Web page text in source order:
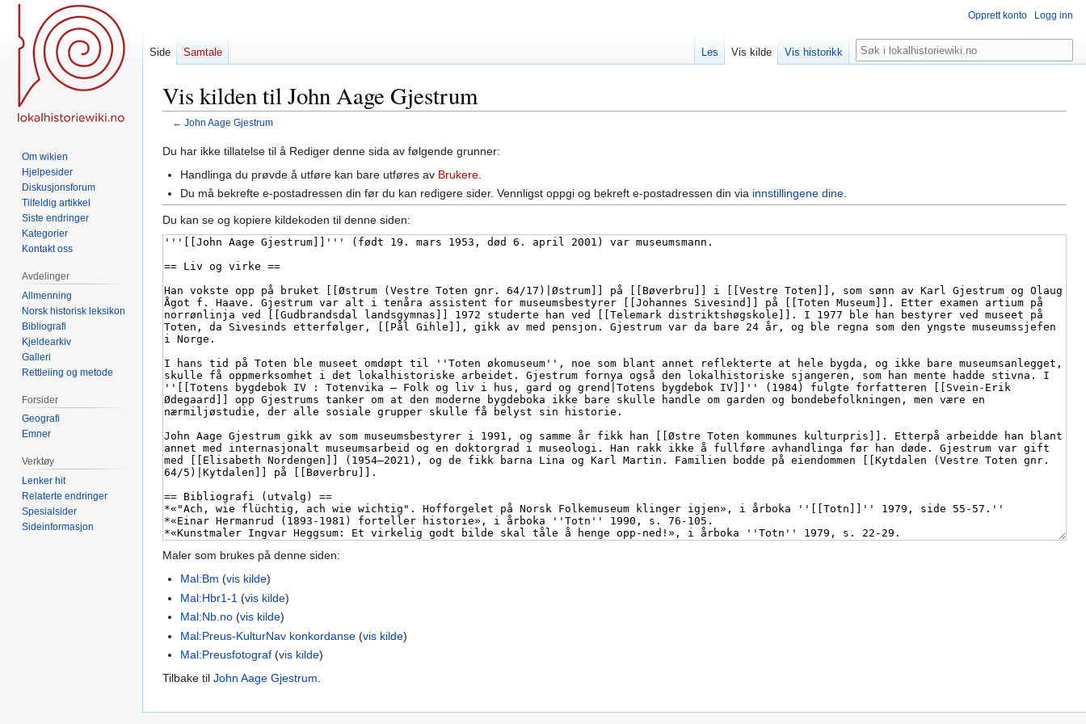
Vis kilden til John Aage Gjestrum
← John Aage Gjestrum
Hopp
navigering
Hopp
Du har ikke tillatelse til å Rediger denne sida av følgende grunner:
Handlinga du prøvde å utføre kan bare utføres av Brukere
Du må bekrefte e-postadressen din før du kan redigere sider. Vennligst oppgi og bekreft e-postadressen din via innstillingene dine
Du kan se og kopiere kildekoden til denne siden:
Maler som brukes på denne siden:
Mal:Bm (vis kilde)
Mal:Hbr1-1 (vis kilde)
Mal:Nb.no (vis kilde)
Mal:Preus-KulturNav konkordanse (vis kilde)
Mal:Preusfotograf (vis kilde)
Tilbake til John Aage Gjestrum
Opprett konto Logg inn
Side Samtale Les Vis kilde Vis historikk Søk
Om wikien
Hjelpesider
Diskusjonsforum
Tilfeldig artikkel
Siste endringer
Kategorier
Kontakt oss
Avdelinger
Allmenning
Norsk historisk leksikon
Bibliografi
Kjeldearkiv
Galleri
Rettleiing og metode
Forsider
Geografi
Emner
Verktøy
Lenker hit
Relaterte endringer
Spesialsider
Sideinformasjon